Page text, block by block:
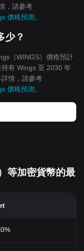
，請參考
價格預測 。
少？
（WINGS）價格預計
有 Wings 至 2030 年
情，請參考
價格預測 。
等加密貨幣的最